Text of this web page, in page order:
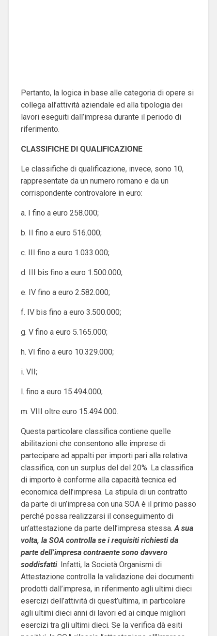
Pertanto, la logica in base alle categoria di opere si
collega all’attività aziendale ed alla tipologia dei
lavori eseguiti dall’impresa durante il periodo di
riferimento.
CLASSIFICHE DI QUALIFICAZIONE
Le classifiche di qualificazione, invece, sono 10,
rappresentate da un numero romano e da un
corrispondente controvalore in euro:
a. I fino a euro 258.000;
b. II fino a euro 516.000;
c. III fino a euro 1.033.000;
d. III bis fino a euro 1.500.000;
e. IV fino a euro 2.582.000;
f. IV bis fino a euro 3.500.000;
g. V fino a euro 5.165.000;
h. VI fino a euro 10.329.000;
i. VII;
l. fino a euro 15.494.000;
m. VIII oltre euro 15.494.000.
Questa particolare classifica contiene quelle
abilitazioni che consentono alle imprese di
partecipare ad appalti per importi pari alla relativa
classifica, con un surplus del del 20%. La classifica
di importo è conforme alla capacità tecnica ed
economica dell’impresa. La stipula di un contratto
da parte di un’impresa con una SOA è il primo passo
perché possa realizzarsi il conseguimento di
un’attestazione da parte dell’impresa stessa.A sua
volta, la SOA controlla se i requisiti richiesti da
parte dell’impresa contraente sono davvero
soddisfatti. Infatti, la Società Organismi di
Attestazione controlla la validazione dei documenti
prodotti dall’impresa, in riferimento agli ultimi dieci
esercizi dell’attività di quest’ultima, in particolare
agli ultimi dieci anni di lavori ed ai cinque migliori
esercizi tra gli ultimi dieci. Se la verifica dà esiti